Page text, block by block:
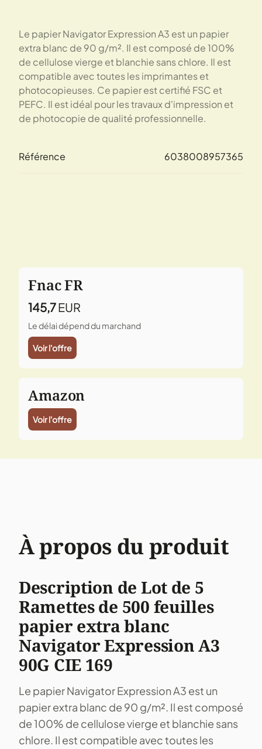
Le papier Navigator Expression A3 est un papier
extra blanc de 90 g/m². Il est composé de 100%
de cellulose vierge et blanchie sans chlore. Il est
compatible avec toutes les imprimantes et
photocopieuses. Ce papier est certifié FSC et
PEFC. Il est idéal pour les travaux d'impression et
de photocopie de qualité professionnelle.
Référence 6038008957365
Fnac FR
145,7EUR
Le délai dépend du marchand
Voir l'offre
Amazon
Voir l'offre
À propos du produit
Description de Lot de 5
Ramettes de 500 feuilles
papier extra blanc
Navigator Expression A3
90G CIE 169
Le papier Navigator Expression A3 est un
papier extra blanc de 90 g/m². Il est composé
de 100% de cellulose vierge et blanchie sans
chlore. Il est compatible avec toutes les